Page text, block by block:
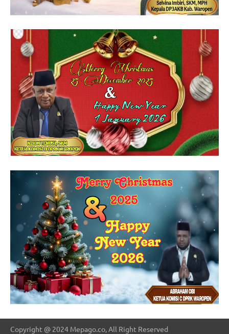
Copyright @ 2024 Mepago.co, All Right Reserved